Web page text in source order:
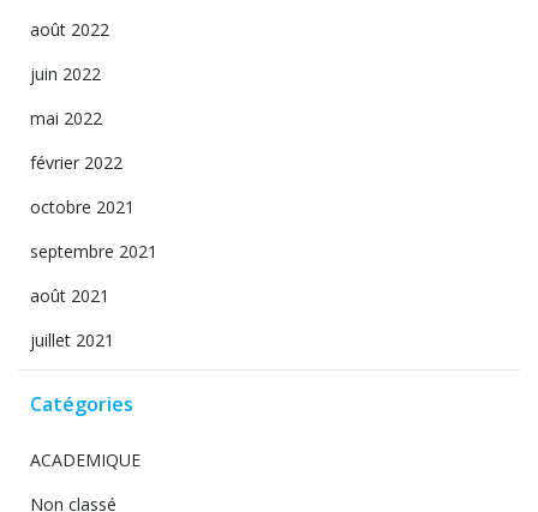
août 2022
juin 2022
mai 2022
février 2022
octobre 2021
septembre 2021
août 2021
juillet 2021
Catégories
ACADEMIQUE
Non classé